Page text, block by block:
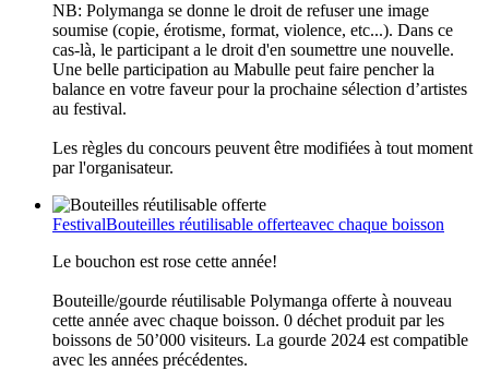
NB: Polymanga se donne le droit de refuser une image
soumise (copie, érotisme, format, violence, etc...). Dans ce
cas-là, le participant a le droit d'en soumettre une nouvelle.
Une belle participation au Mabulle peut faire pencher la
balance en votre faveur pour la prochaine sélection d’artistes
au festival.
Les règles du concours peuvent être modifiées à tout moment
par l'organisateur.
FestivalBouteilles réutilisable offerteavec chaque boisson
Le bouchon est rose cette année!
Bouteille/gourde réutilisable Polymanga offerte à nouveau
cette année avec chaque boisson. 0 déchet produit par les
boissons de 50’000 visiteurs. La gourde 2024 est compatible
avec les années précédentes.